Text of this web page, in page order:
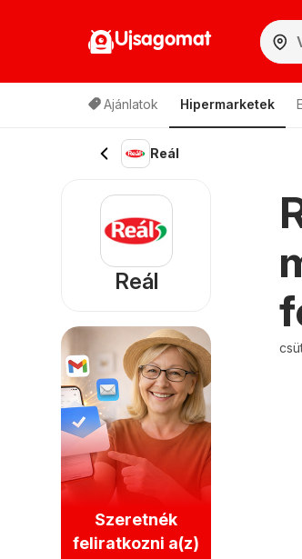
Ujsagomat
Ajánlatok Hipermarketek
Reál
Reál
Szeretnék
feliratkozni a(z)